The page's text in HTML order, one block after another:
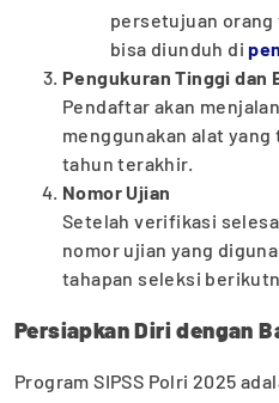
persetujuan orang
bisa diunduh di
Pengukuran Tinggi dan
Pendaftar akan
menggunakan alat
tahun terakhir.
Nomor Ujian
Setelah verifikasi
nomor ujian yang
tahapan seleksi
Persiapkan Diri dengan
Program SIPSS Polri 2025